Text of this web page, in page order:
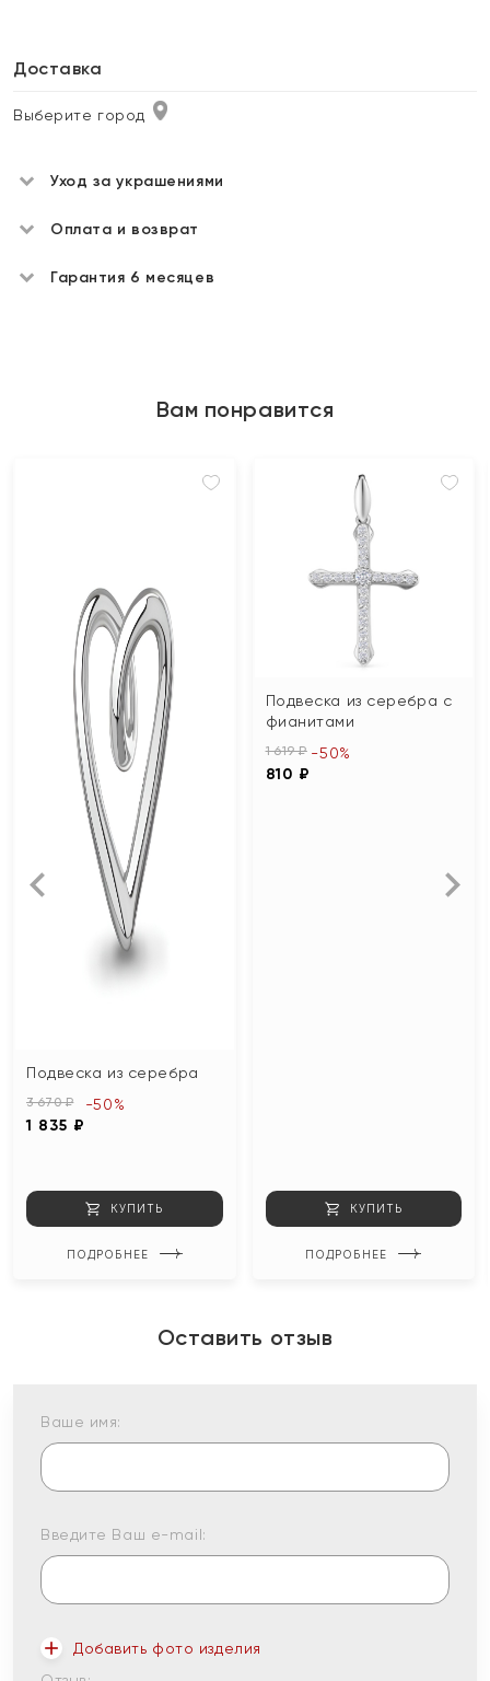
Доставка
Выберите город
Уход за украшениями
Оплата и возврат
Гарантия 6 месяцев
Вам понравится
Подвеска из серебра
3 670 ₽
1 835 ₽
-50%
КУПИТЬ
ПОДРОБНЕЕ
Подвеска из серебра с
фианитами
1 619 ₽
810 ₽
-50%
КУПИТЬ
ПОДРОБНЕЕ
Оставить отзыв
Ваше имя:
Введите Ваш e-mail:
Добавить фото изделия